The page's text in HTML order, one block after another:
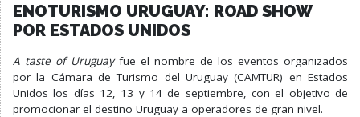
ENOTURISMO URUGUAY: ROAD SHOW
POR ESTADOS UNIDOS
A taste of Uruguayfue el nombre de los eventos organizados
por la Cámara de Turismo del Uruguay (CAMTUR) en Estados
Unidos los días 12, 13 y 14 de septiembre, con el objetivo de
promocionar el destino Uruguay a operadores de gran nivel.